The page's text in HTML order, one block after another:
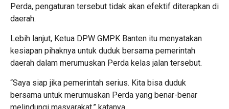
Perda, pengaturan tersebut tidak akan efektif diterapkan di
daerah.
Lebih lanjut, Ketua DPW GMPK Banten itu menyatakan
kesiapan pihaknya untuk duduk bersama pemerintah
daerah dalam merumuskan Perda kelas jalan tersebut.
“Saya siap jika pemerintah serius. Kita bisa duduk
bersama untuk merumuskan Perda yang benar-benar